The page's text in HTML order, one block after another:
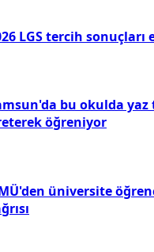
LGS tercih sonuçları
bu okulda
öğreniyor
üniversite